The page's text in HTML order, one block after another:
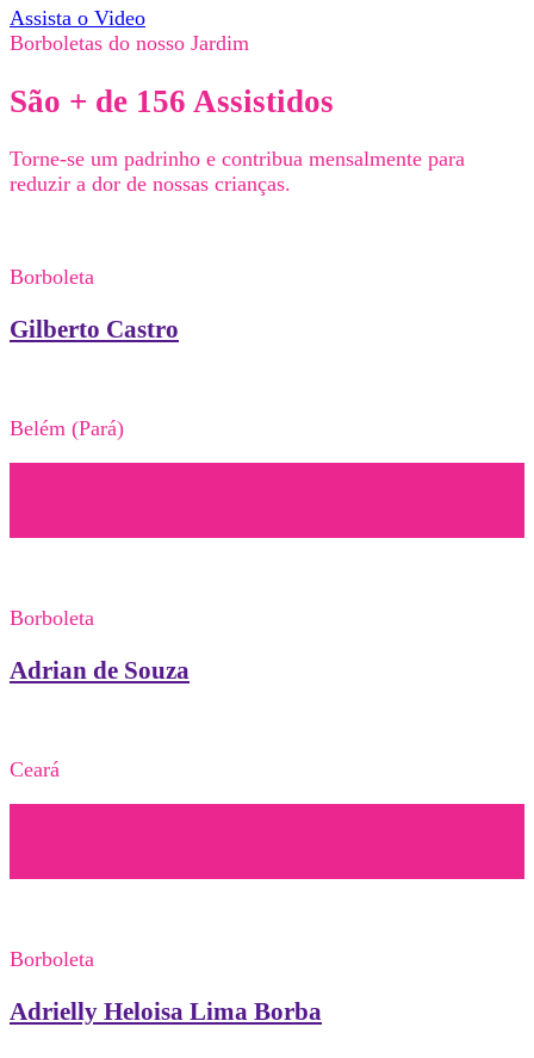
Assista o Video
Borboletas do nosso Jardim
São + de 156 Assistidos
Torne-se um padrinho e contribua mensalmente para
reduzir a dor de nossas crianças.
Borboleta
Gilberto Castro
Belém (Pará)
Borboleta
Adrian de Souza
Ceará
Borboleta
Adrielly Heloisa Lima Borba